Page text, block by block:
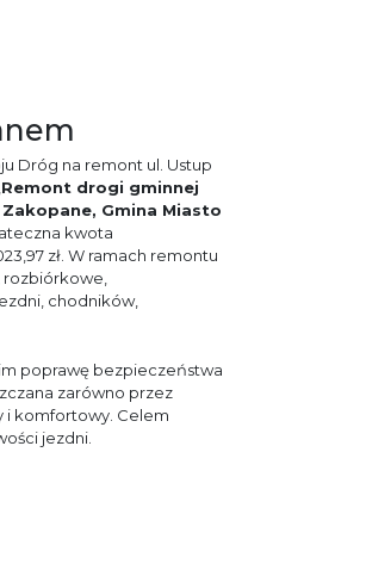
Dróg na remont ul. Ustup
Remont drogi gminnej
Gmina Miasto
kwota
zł. W ramach remontu
chodników,
poprawę bezpieczeństwa
zarówno przez
i komfortowy. Celem
jezdni.